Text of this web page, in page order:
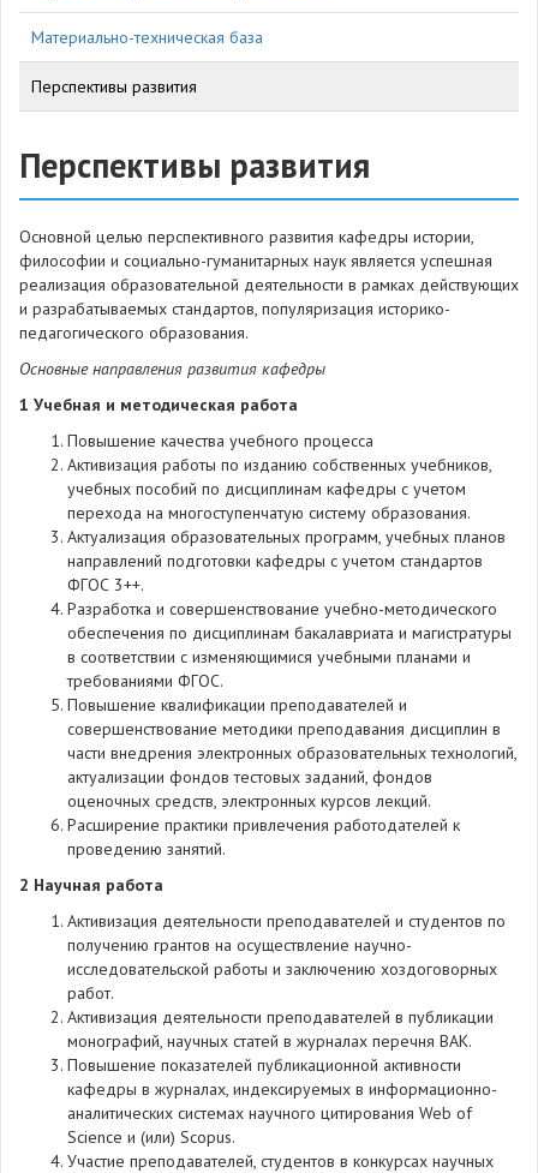
Материально-техническая база
Перспективы развития
Перспективы развития
Основной целью перспективного развития кафедры истории,
философии и социально-гуманитарных наук является успешная
реализация образовательной деятельности в рамках действующих
и разрабатываемых стандартов, популяризация историко-
педагогического образования.
Основные направления развития кафедры
1 Учебная и методическая работа
Повышение качества учебного процесса
Активизация работы по изданию собственных учебников,
учебных пособий по дисциплинам кафедры с учетом
перехода на многоступенчатую систему образования.
Актуализация образовательных программ, учебных планов
направлений подготовки кафедры с учетом стандартов
ФГОС 3++.
Разработка и совершенствование учебно-методического
обеспечения по дисциплинам бакалавриата и магистратуры
в соответствии с изменяющимися учебными планами и
требованиями ФГОС.
Повышение квалификации преподавателей и
совершенствование методики преподавания дисциплин в
части внедрения электронных образовательных технологий,
актуализации фондов тестовых заданий, фондов
оценочных средств, электронных курсов лекций.
Расширение практики привлечения работодателей к
проведению занятий.
2 Научная работа
Активизация деятельности преподавателей и студентов по
получению грантов на осуществление научно-
исследовательской работы и заключению хоздоговорных
работ.
Активизация деятельности преподавателей в публикации
монографий, научных статей в журналах перечня ВАК.
Повышение показателей публикационной активности
кафедры в журналах, индексируемых в информационно-
аналитических системах научного цитирования Web of
Science и (или) Scopus.
Участие преподавателей, студентов в конкурсах научных